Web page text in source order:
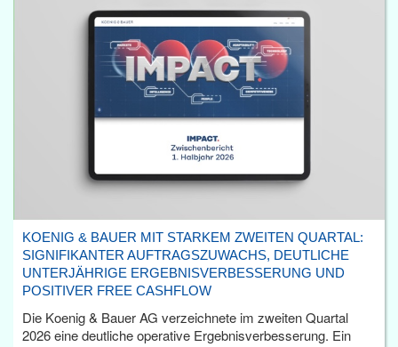
KOENIG & BAUER MIT STARKEM ZWEITEN QUARTAL:
SIGNIFIKANTER AUFTRAGSZUWACHS, DEUTLICHE
UNTERJÄHRIGE ERGEBNISVERBESSERUNG UND
POSITIVER FREE CASHFLOW
Die Koenig & Bauer AG verzeichnete im zweiten Quartal
2026 eine deutliche operative Ergebnisverbesserung. Ein